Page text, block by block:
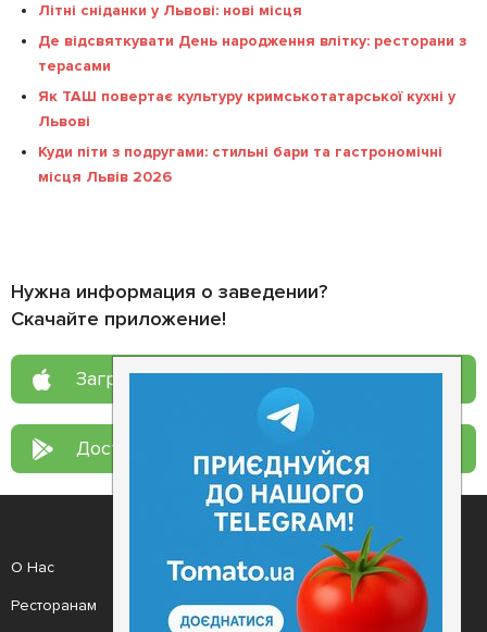
Літні сніданки у Львові: нові місця
Де відсвяткувати День народження влітку: ресторани з
терасами
Як ТАШ повертає культуру кримськотатарської кухні у
Львові
Куди піти з подругами: стильні бари та гастрономічні
місця Львів 2026
Нужна информация о заведении?
Скачайте приложение!
Загрузите в App Store
Доступно в Google Play
О Нас
Ресторанам
Рецепт дня
Новости